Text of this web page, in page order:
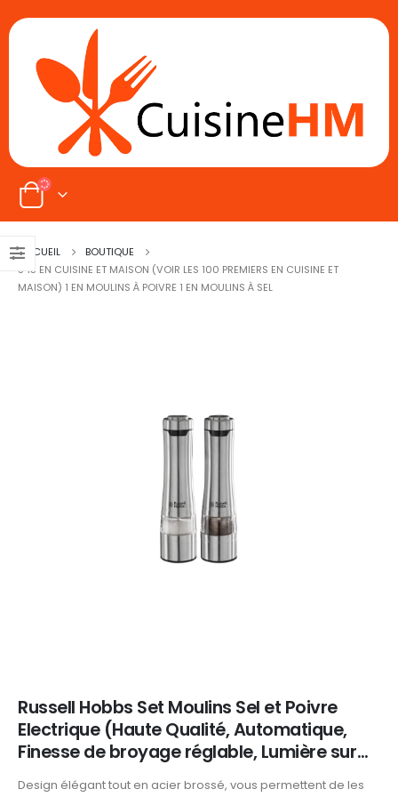
ACCUEIL
BOUTIQUE
545 EN CUISINE ET MAISON (VOIR LES 100 PREMIERS EN CUISINE ET
MAISON) 1 EN MOULINS À POIVRE 1 EN MOULINS À SEL
Russell Hobbs Set Moulins Sel et Poivre
Electrique (Haute Qualité, Automatique,
Finesse de broyage réglable, Lumière sur…
Design élégant tout en acier brossé, vous permettent de les